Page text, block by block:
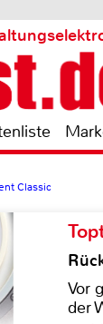
Classic
Vor
der